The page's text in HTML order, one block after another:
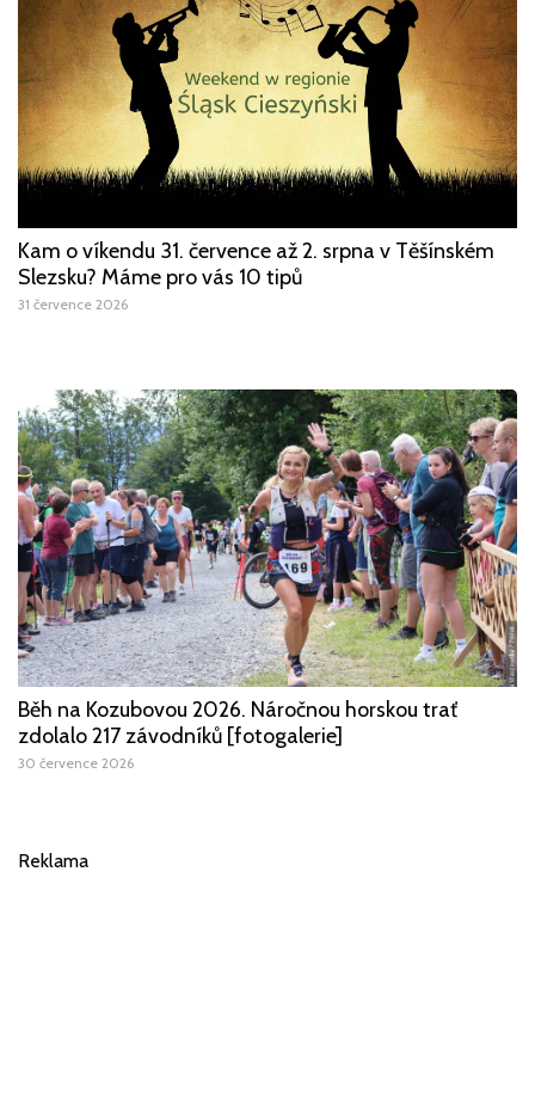
Kam o víkendu 31. července až 2. srpna v Těšínském
Slezsku? Máme pro vás 10 tipů
31 července 2026
Běh na Kozubovou 2026. Náročnou horskou trať
zdolalo 217 závodníků [fotogalerie]
30 července 2026
Reklama